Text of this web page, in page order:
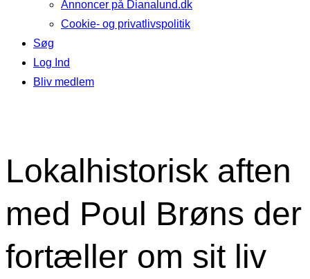
Annoncer på Dianalund.dk
Cookie- og privatlivspolitik
Søg
Log Ind
Bliv medlem
Lokalhistorisk aften
med Poul Brøns der
fortæller om sit liv